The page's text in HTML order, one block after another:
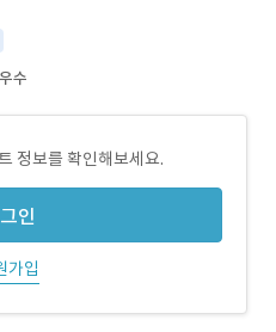
수
정보를 확인해보세요.
인
가입